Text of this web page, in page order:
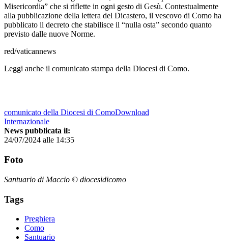
Misericordia” che si riflette in ogni gesto di Gesù. Contestualmente
alla pubblicazione della lettera del Dicastero, il vescovo di Como ha
pubblicato il decreto che stabilisce il “nulla osta” secondo quanto
previsto dalle nuove Norme.
red/vaticannews
Leggi anche il comunicato stampa della Diocesi di Como.
comunicato della Diocesi di ComoDownload
Internazionale
News pubblicata il:
24/07/2024 alle 14:35
Foto
Santuario di Maccio © diocesidicomo
Tags
Preghiera
Como
Santuario